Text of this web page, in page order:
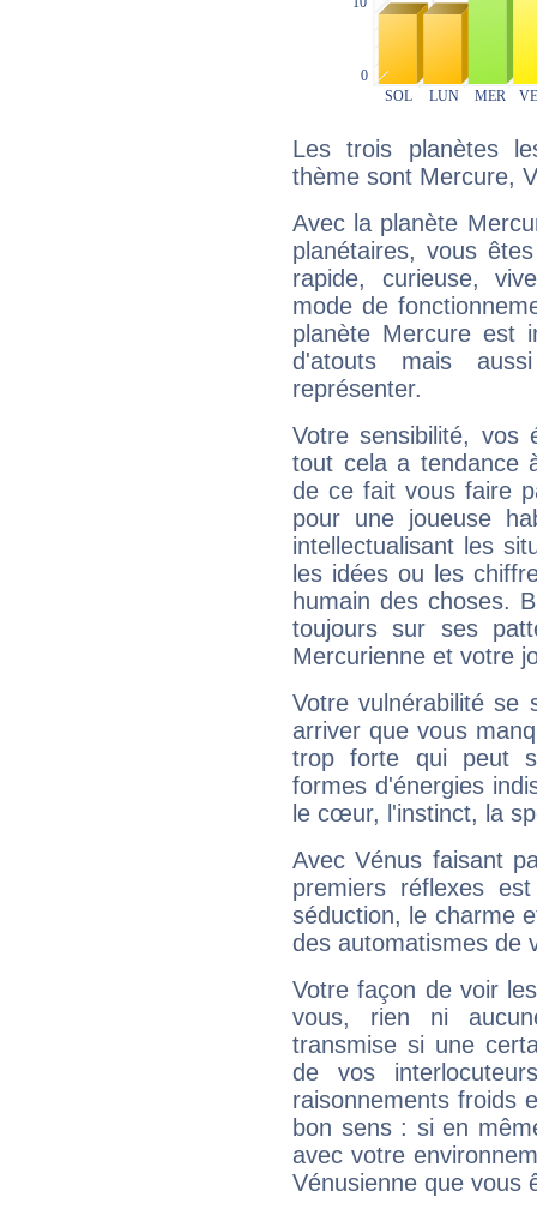
Les trois planètes
thème sont Mercure,
Avec la planète
planétaires, vous
rapide, curieuse,
mode de
planète Mercure est
d'atouts mais
représenter.
Votre sensibilité,
tout cela a tendance
de ce fait vous faire
pour une joueuse
intellectualisant les
les idées ou les
humain des choses.
toujours sur ses
Mercurienne et votre
Votre vulnérabilité se
arriver que vous
trop forte qui peut
formes d'énergies
le cœur, l'instinct, la
Avec Vénus faisant
premiers réflexes
séduction, le charme
des automatismes de
Votre façon de voir
vous, rien ni
transmise si une
de vos
raisonnements froids
bon sens : si en
avec votre
Vénusienne que vous